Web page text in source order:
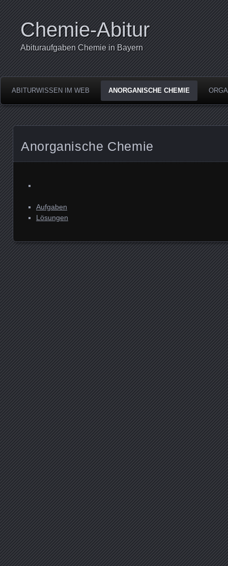
Chemie-Abitur
Abituraufgaben Chemie in Bayern
ABITURWISSEN IM WEB ANORGANISCHE CHEMIE
Anorganische Chemie
Aufgaben
Lösungen